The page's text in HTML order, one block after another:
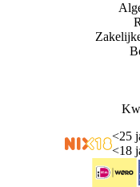
<25
<18